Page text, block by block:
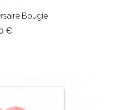
Bougie
€